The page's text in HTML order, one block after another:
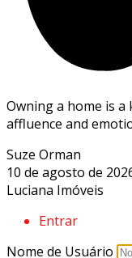
Owning a home is
affluence and
Suze Orman
10 de agosto de
Luciana Imóveis
Entrar
Nome de Usuário